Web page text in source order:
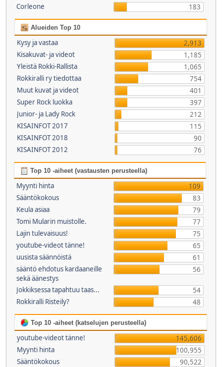
Corleone
183
Alueiden Top 10
Kysy ja vastaa
2,913
Kisakuvat- ja videot
1,185
Yleistä Rokki-Rallista
1,065
Rokkiralli ry tiedottaa
754
Muut kuvat ja videot
401
Super Rock luokka
397
Junior- ja Lady Rock
212
KISAINFOT 2017
115
KISAINFOT 2018
90
KISAINFOT 2012
76
Top 10 -aiheet (vastausten perusteella)
Myynti hinta
109
Sääntökokous
83
Keula asiaa
79
Tomi Mularin muistolle.
77
Lajin tulevaisuus!
75
youtube-videot tänne!
65
uusista säännöistä
61
sääntö ehdotus kardaaneille
sekä äänestys
56
Jokkiksessa tapahtuu taas...
54
Rokkiralli Risteily?
48
Top 10 -aiheet (katselujen perusteella)
youtube-videot tänne!
145,606
Myynti hinta
100,955
Sääntökokous
90,522